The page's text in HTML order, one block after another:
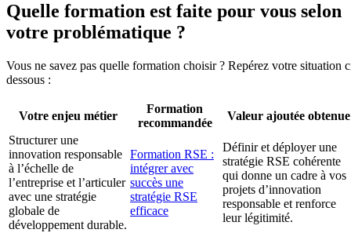
Quelle formation est faite pour vous selon
votre problématique ?
Vous ne savez pas quelle formation choisir ? Repérez votre situation
dessous :
Votre enjeu métier
Formation
recommandée
Valeur ajoutée obtenue
Structurer une
innovation responsable
à l’échelle de
l’entreprise et l’articuler
avec une stratégie
globale de
développement durable.
Formation RSE :
intégrer avec
succès une
stratégie RSE
efficace
Définir et déployer une
stratégie RSE cohérente
qui donne un cadre à vos
projets d’innovation
responsable et renforce
leur légitimité.